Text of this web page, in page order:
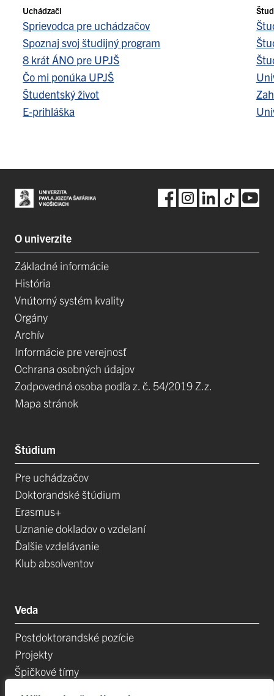
Uchádzači
Sprievodca pre uchádzačov
Spoznaj svoj študijný program
8 krát ÁNO pre UPJŠ
Čo mi ponúka UPJŠ
Študentský život
E-prihláška
O univerzite
Základné informácie
História
Vnútorný systém kvality
Orgány
Archív
Informácie pre verejnosť
Ochrana osobných údajov
Zodpovedná osoba podľa z. č. 54/2019 Z.z.
Mapa stránok
Štúdium
Pre uchádzačov
Doktorandské štúdium
Erasmus+
Uznanie dokladov o vzdelaní
Ďalšie vzdelávanie
Klub absolventov
Veda
Postdoktorandské pozície
Projekty
Špičkové tímy